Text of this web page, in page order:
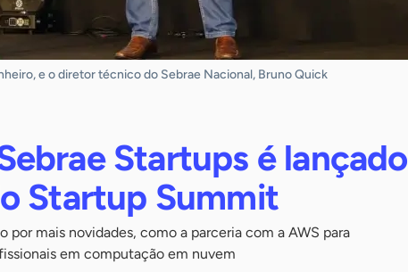
e o diretor técnico do Sebrae Nacional, Bruno Quick
Startups é lançado
Startup Summit
por mais novidades, como a parceria com a AWS para
em computação em nuvem